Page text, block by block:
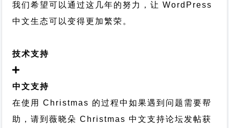
我们希望可以通过这几年的努力，让 WordPress
中文生态可以变得更加繁荣。
技术支持
中文支持
在使用 Christmas 的过程中如果遇到问题需要帮
助，请到薇晓朵 Christmas 中文支持论坛发帖获